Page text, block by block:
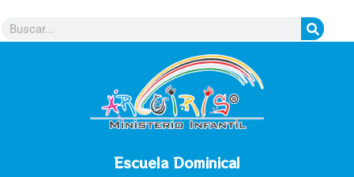
Escuela Dominical